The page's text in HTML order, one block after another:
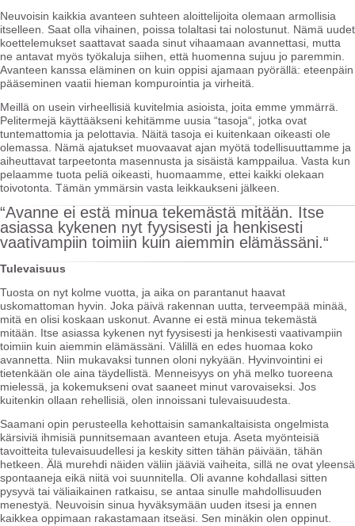
Neuvoisin kaikkia avanteen suhteen aloittelijoita olemaan armollisia
itselleen. Saat olla vihainen, poissa tolaltasi tai nolostunut. Nämä uudet
koettelemukset saattavat saada sinut vihaamaan avannettasi, mutta
ne antavat myös työkaluja siihen, että huomenna sujuu jo paremmin.
Avanteen kanssa eläminen on kuin oppisi ajamaan pyörällä: eteenpäin
pääseminen vaatii hieman kompurointia ja virheitä.
Meillä on usein virheellisiä kuvitelmia asioista, joita emme ymmärrä.
Pelitermejä käyttääkseni kehitämme uusia “tasoja“, jotka ovat
tuntemattomia ja pelottavia. Näitä tasoja ei kuitenkaan oikeasti ole
olemassa. Nämä ajatukset muovaavat ajan myötä todellisuuttamme ja
aiheuttavat tarpeetonta masennusta ja sisäistä kamppailua. Vasta kun
pelaamme tuota peliä oikeasti, huomaamme, ettei kaikki olekaan
toivotonta. Tämän ymmärsin vasta leikkaukseni jälkeen.
“Avanne ei estä minua tekemästä mitään. Itse
asiassa kykenen nyt fyysisesti ja henkisesti
vaativampiin toimiin kuin aiemmin elämässäni.“
Tulevaisuus
Tuosta on nyt kolme vuotta, ja aika on parantanut haavat
uskomattoman hyvin. Joka päivä rakennan uutta, terveempää minää,
mitä en olisi koskaan uskonut. Avanne ei estä minua tekemästä
mitään. Itse asiassa kykenen nyt fyysisesti ja henkisesti vaativampiin
toimiin kuin aiemmin elämässäni. Välillä en edes huomaa koko
avannetta. Niin mukavaksi tunnen oloni nykyään. Hyvinvointini ei
tietenkään ole aina täydellistä. Menneisyys on yhä melko tuoreena
mielessä, ja kokemukseni ovat saaneet minut varovaiseksi. Jos
kuitenkin ollaan rehellisiä, olen innoissani tulevaisuudesta.
Saamani opin perusteella kehottaisin samankaltaisista ongelmista
kärsiviä ihmisiä punnitsemaan avanteen etuja. Aseta myönteisiä
tavoitteita tulevaisuudellesi ja keskity sitten tähän päivään, tähän
hetkeen. Älä murehdi näiden väliin jääviä vaiheita, sillä ne ovat yleensä
spontaaneja eikä niitä voi suunnitella. Oli avanne kohdallasi sitten
pysyvä tai väliaikainen ratkaisu, se antaa sinulle mahdollisuuden
menestyä. Neuvoisin sinua hyväksymään uuden itsesi ja ennen
kaikkea oppimaan rakastamaan itseäsi. Sen minäkin olen oppinut.